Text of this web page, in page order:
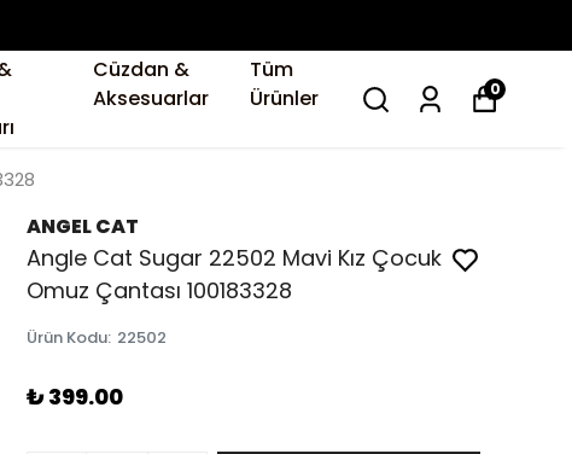
Cüzdan &
Aksesuarlar
Tüm
Ürünler
0
ANGEL CAT
Angle Cat Sugar 22502 Mavi Kız Çocuk
Omuz Çantası 100183328
Ürün Kodu: 22502
₺ 399.00